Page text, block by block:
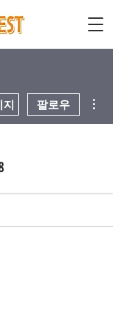
지 팔로우